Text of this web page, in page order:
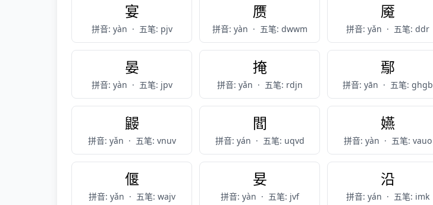
宴
拼音: yàn · 五笔: pjv
赝
拼音: yàn · 五笔: dwwm
魇
拼音: yǎn · 五笔: ddr
晏
拼音: yàn · 五笔: jpv
掩
拼音: yǎn · 五笔: rdjn
鄢
拼音: yān · 五笔: ghgb
鼹
拼音: yǎn · 五笔: vnuv
閻
拼音: yán · 五笔: uqvd
嬿
拼音: yàn · 五笔: vauo
偃
拼音: yǎn · 五笔: wajv
妟
拼音: yàn · 五笔: jvf
沿
拼音: yán · 五笔: imk